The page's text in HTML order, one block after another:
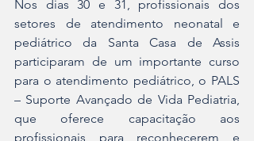
Nos dias 30 e 31, profissionais dos
setores de atendimento neonatal e
pediátrico da Santa Casa de Assis
participaram de um importante curso
para o atendimento pediátrico, o PALS
– Suporte Avançado de Vida Pediatria,
que oferece capacitação aos
profissionais para reconhecerem e